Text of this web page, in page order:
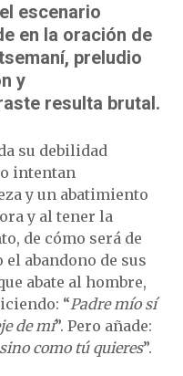
escenario
en la oración de
preludio
y
resulta brutal.
su debilidad
intentan
y un abatimiento
y al tener la
de cómo será de
abandono de sus
abate al hombre,
“Padre mío sí
de mí”. Pero añade:
como tú quieres”.